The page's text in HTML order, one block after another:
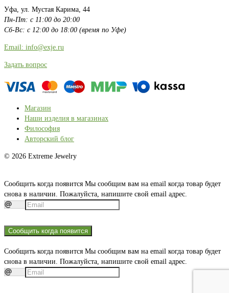
Уфа, ул. Мустая Карима, 44
Пн-Пт: с 11:00 до 20:00
Сб-Вс: с 12:00 до 18:00 (время по Уфе)
Email: info@exje.ru
Задать вопрос
Магазин
Наши изделия в магазинах
Философия
Авторский блог
© 2026 Extreme Jewelry
Сообщить когда появится Мы сообщим вам на email когда товар будет
снова в наличии. Пожалуйста, напишите свой email адрес.
Сообщить когда появится
Сообщить когда появится Мы сообщим вам на email когда товар будет
снова в наличии. Пожалуйста, напишите свой email адрес.